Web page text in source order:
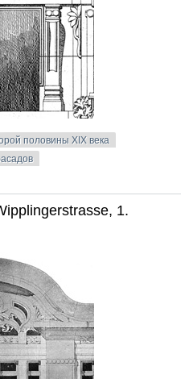
половины XIX века
1.